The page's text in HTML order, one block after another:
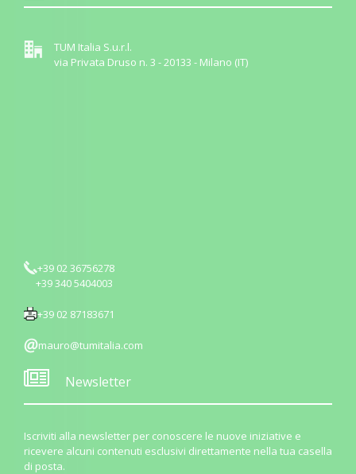
TUM Italia S.u.r.l.
via Privata Druso n. 3 - 20133 - Milano (IT)
+39 02 36756278
+39 340 5404003
+39 02 87183671
mauro@tumitalia.com
Newsletter
Iscriviti alla newsletter per conoscere le nuove iniziative e
ricevere alcuni contenuti esclusivi direttamente nella tua casella
di posta.